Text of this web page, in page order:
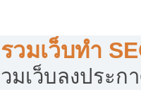
รวมเว็บทำ
วมเว็บลงประก